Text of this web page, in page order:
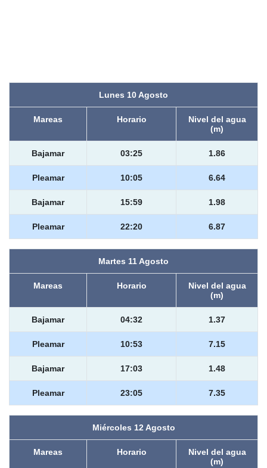
Lunes 10 Agosto
Mareas Horario
Nivel del agua
(m)
Bajamar 03:25 1.86
Pleamar 10:05 6.64
Bajamar 15:59 1.98
Pleamar 22:20 6.87
Martes 11 Agosto
Mareas Horario
Nivel del agua
(m)
Bajamar 04:32 1.37
Pleamar 10:53 7.15
Bajamar 17:03 1.48
Pleamar 23:05 7.35
Miércoles 12 Agosto
Mareas Horario
Nivel del agua
(m)